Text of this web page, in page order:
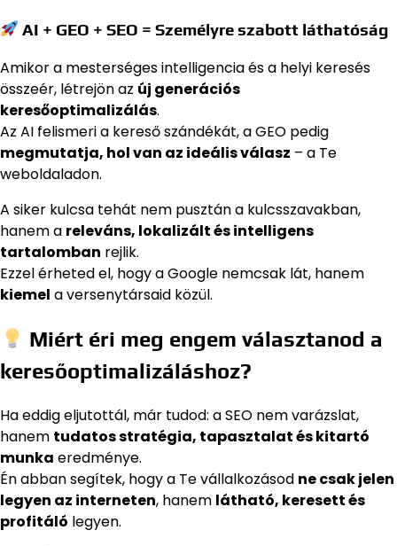
AI + GEO + SEO = Személyre szabott láthatóság
Amikor a mesterséges intelligencia és a helyi keresés
összeér, létrejön az új generációs
keresőoptimalizálás.
Az AI felismeri a kereső szándékát, a GEO pedig
megmutatja, hol van az ideális válasz – a Te
weboldaladon.
A siker kulcsa tehát nem pusztán a kulcsszavakban,
hanem a releváns, lokalizált és intelligens
tartalomban rejlik.
Ezzel érheted el, hogy a Google nemcsak lát, hanem
kiemel a versenytársaid közül.
Miért éri meg engem választanod a
keresőoptimalizáláshoz?
Ha eddig eljutottál, már tudod: a SEO nem varázslat,
hanem tudatos stratégia, tapasztalat és kitartó
munka eredménye.
Én abban segítek, hogy a Te vállalkozásod ne csak jelen
legyen az interneten, hanem látható, keresett és
profitáló legyen.